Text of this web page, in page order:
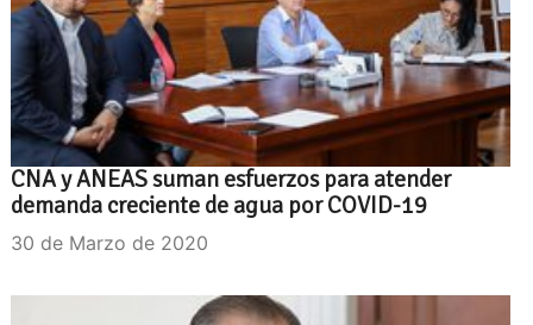
CNA y ANEAS suman esfuerzos para atender
demanda creciente de agua por COVID-19
30 de Marzo de 2020